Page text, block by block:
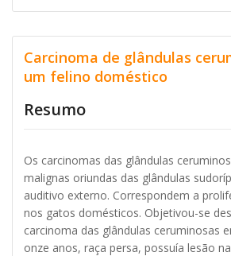
Carcinoma de glândulas
um felino doméstico
Resumo
Os carcinomas das glândulas
malignas oriundas das glândulas
auditivo externo. Correspondem a
nos gatos domésticos. Objetivou-se
carcinoma das glândulas ceruminosas
onze anos, raça persa, possuía lesão